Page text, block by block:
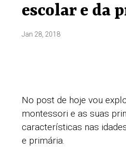
escolar e da
Jan 28, 2018
No post de hoje vou
montessori e as suas
características nas
e primária.